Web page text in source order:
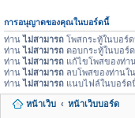
การอนุญาตของคุณในบอร์ดนี้
ท่านไม่สามารถ โพสกระทู้ในบอร์
ท่านไม่สามารถ ตอบกระทู้ในบอร์
ท่านไม่สามารถ แก้ไขโพสของท่า
ท่านไม่สามารถ ลบโพสของท่านใ
ท่านไม่สามารถ แนบไฟล์ในบอร์ด
หน้าเว็บ หน้าเว็บบอร์ด